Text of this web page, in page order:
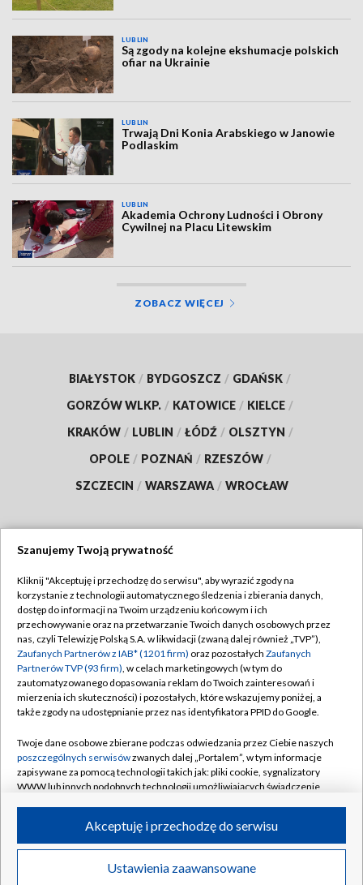
LUBLIN
Są zgody na kolejne ekshumacje polskich
ofiar na Ukrainie
LUBLIN
Trwają Dni Konia Arabskiego w Janowie
Podlaskim
LUBLIN
Akademia Ochrony Ludności i Obrony
Cywilnej na Placu Litewskim
ZOBACZ WIĘCEJ
BIAŁYSTOK / BYDGOSZCZ / GDAŃSK /
GORZÓW WLKP. / KATOWICE / KIELCE /
KRAKÓW / LUBLIN / ŁÓDŹ / OLSZTYN /
OPOLE / POZNAŃ / RZESZÓW /
SZCZECIN / WARSZAWA / WROCŁAW
TVP
Abonament TVP
Emisja w TVP
Centrum informacji TVP
Naziemna Telewizja Cyfrowa
Rada Programowa
System NOS
Informacje o nadawcy
Program dla prasy
Regulamin TVP
Polityka prywatności
Moje zgody
Pomoc
Kontakt
Kanały
©2026 Telewizja Polska S.A. w likwidacji
Szanujemy Twoją prywatność
Kliknij "Akceptuję i przechodzę do serwisu", aby wyrazić zgody na
korzystanie z technologii automatycznego śledzenia i zbierania danych,
dostęp do informacji na Twoim urządzeniu końcowym i ich
przechowywanie oraz na przetwarzanie Twoich danych osobowych przez
nas, czyli Telewizję Polską S.A. w likwidacji (zwaną dalej również „TVP”),
Zaufanych Partnerów z IAB* (1201 firm) oraz pozostałych Zaufanych
Partnerów TVP (93 firm), w celach marketingowych (w tym do
zautomatyzowanego dopasowania reklam do Twoich zainteresowań i
mierzenia ich skuteczności) i pozostałych, które wskazujemy poniżej, a
także zgody na udostępnianie przez nas identyfikatora PPID do Google.
Twoje dane osobowe zbierane podczas odwiedzania przez Ciebie naszych
poszczególnych serwisówzwanych dalej „Portalem”, w tym informacje
zapisywane za pomocą technologii takich jak: pliki cookie, sygnalizatory
WWW lub innych podobnych technologii umożliwiających świadczenie
ruchu w Internecie.
Twoje dane osobowe zbierane podczas odwiedzania przez Ciebie
poszczególnych serwisówna Portalu, takie jak adresy IP, identyfikatory
Ustawienia zaawansowane
Akceptuję i przechodzę do serwisu